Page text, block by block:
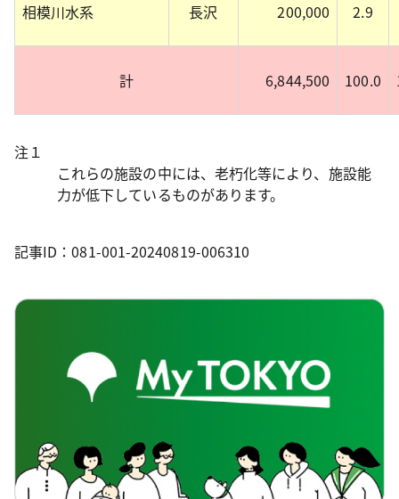
相模川水系 長沢 200,000 2.9
計 6,844,500 100.0
注１
これらの施設の中には、老朽化等により、施設能
力が低下しているものがあります。
記事ID：081-001-20240819-006310